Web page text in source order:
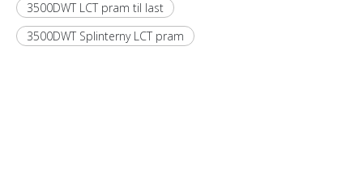
3500DWT LCT pram til last
3500DWT Splinterny LCT pram